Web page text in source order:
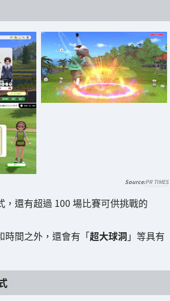
PR TIMES
，還有超過 100 場比賽可供挑戰的
時間之外，還會有「超大球洞 」等具有